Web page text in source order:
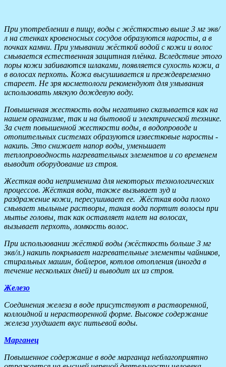
При употреблении в пищу, воды с жёсткостью выше 3 мг экв/
л на стенках кровеносных сосудов образуются наросты, а в
почках камни. При умывании жёсткой водой с кожи и волос
смывается естественная защитная плёнка. Вследствие этого
поры кожи забиваются шлаками, появляется сухость кожи, а
в волосах перхоть. Кожа высушивается и преждевременно
стареет. Не зря косметологи рекомендуют для умывания
использовать мягкую дождевую воду.
Повышенная жесткость воды негативно сказывается как на
нашем организме, так и на бытовой и электрической технике.
За счет повышенной жесткости воды, в водопроводе и
отопительных системах образуются известковые наросты -
накипь. Это снижает напор воды, уменьшает
теплопроводность нагревательных элементов и со временем
выводит оборудование из строя.
Жесткая вода неприменима для некоторых технологических
процессов. Жёсткая вода, также вызывает зуд и
раздражение кожи, пересушивает ее. Жёсткая вода плохо
смывает мыльные растворы, такая вода портит волосы при
мытье головы, так как оставляет налет на волосах,
вызывает перхоть, ломкость волос.
При использовании жёсткой воды (жёсткость больше 3 мг
экв/л.) накипь покрывает нагревательные элементы чайников,
стиральных машин, бойлеров, котлов отопления (иногда в
течение нескольких дней) и выводит их из строя.
Железо
Соединения железа в воде присутствуют в растворенной,
коллоидной и нерастворенной форме. Высокое содержание
железа ухудшает вкус питьевой воды.
Марганец
Повышенное содержание в воде марганца неблагоприятно